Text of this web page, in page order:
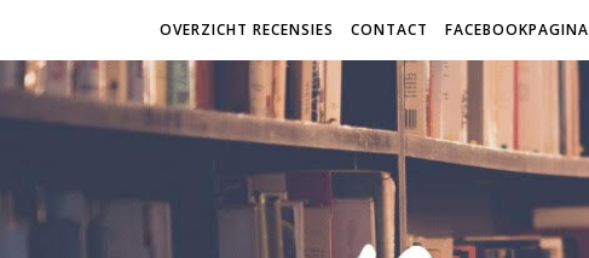
OVERZICHT RECENSIES CONTACT FACEBOOKPAGINA